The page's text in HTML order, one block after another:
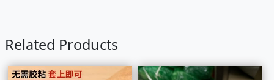
Related Products